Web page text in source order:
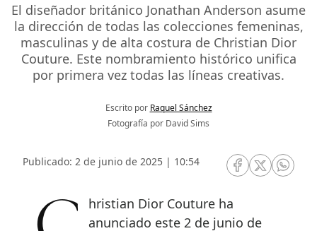
El diseñador británico Jonathan Anderson asume
la dirección de todas las colecciones femeninas,
masculinas y de alta costura de Christian Dior
Couture. Este nombramiento histórico unifica
por primera vez todas las líneas creativas.
Escrito por Raquel Sánchez
Fotografía por David Sims
Publicado: 2 de junio de 2025 | 10:54
RRSS Facebook
RRSSRRSS
anunciado este 2 de junio de